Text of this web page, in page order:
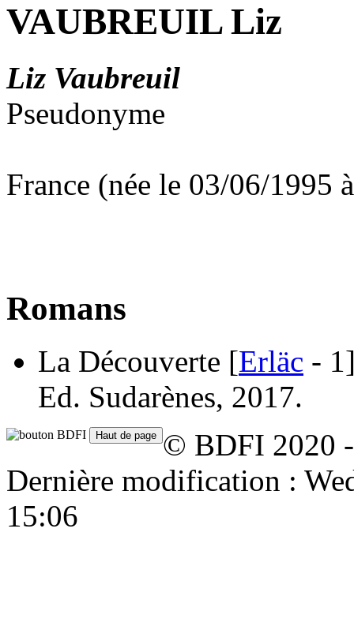
VAUBREUIL Liz
Liz Vaubreuil
Pseudonyme
France (née le 03/06/1995
Romans
La Découverte [Erläc -
Ed. Sudarènes, 2017.
© BDFI 2020
Dernière modification :
15:06